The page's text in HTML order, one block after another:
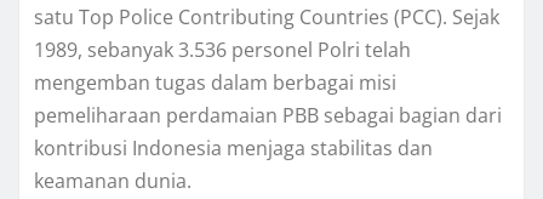
satu Top Police Contributing Countries (PCC). Sejak
1989, sebanyak 3.536 personel Polri telah
mengemban tugas dalam berbagai misi
pemeliharaan perdamaian PBB sebagai bagian dari
kontribusi Indonesia menjaga stabilitas dan
keamanan dunia.